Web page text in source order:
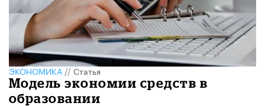
ЭКОНОМИКА//Статья
Модель экономии средств в
образовании